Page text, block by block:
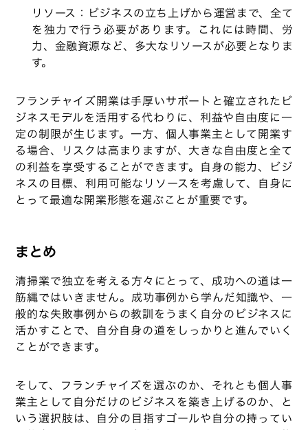
リソース：ビジネスの立ち上げから運営まで、全て
を独力で行う必要があります。これには時間、労
力、金融資源など、多大なリソースが必要となりま
す。
フランチャイズ開業は手厚いサポートと確立されたビ
ジネスモデルを活用する代わりに、利益や自由度に一
定の制限が生じます。一方、個人事業主として開業す
る場合、リスクは高まりますが、大きな自由度と全て
の利益を享受することができます。自身の能力、ビジ
ネスの目標、利用可能なリソースを考慮して、自身に
とって最適な開業形態を選ぶことが重要です。
まとめ
清掃業で独立を考える方々にとって、成功への道は一
筋縄ではいきません。成功事例から学んだ知識や、一
般的な失敗事例からの教訓をうまく自分のビジネスに
活かすことで、自分自身の道をしっかりと進んでいく
ことができます。
そして、フランチャイズを選ぶのか、それとも個人事
業主として自分だけのビジネスを築き上げるのか、と
いう選択肢は、自分の目指すゴールや自分の持ってい